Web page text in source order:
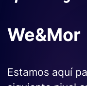
We&Mor
Estamos aquí